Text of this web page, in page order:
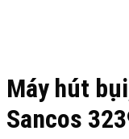
Máy hút
Sancos